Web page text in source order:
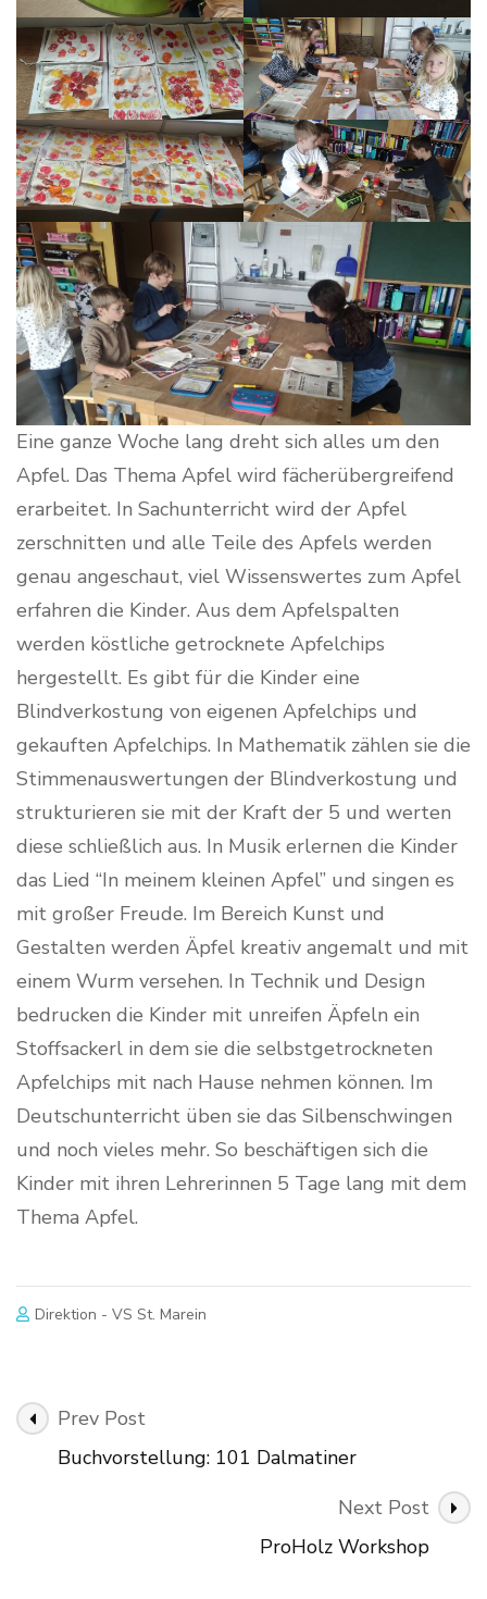
Eine ganze Woche lang dreht sich alles um den
Apfel. Das Thema Apfel wird fächerübergreifend
erarbeitet. In Sachunterricht wird der Apfel
zerschnitten und alle Teile des Apfels werden
genau angeschaut, viel Wissenswertes zum Apfel
erfahren die Kinder. Aus dem Apfelspalten
werden köstliche getrocknete Apfelchips
hergestellt. Es gibt für die Kinder eine
Blindverkostung von eigenen Apfelchips und
gekauften Apfelchips. In Mathematik zählen sie die
Stimmenauswertungen der Blindverkostung und
strukturieren sie mit der Kraft der 5 und werten
diese schließlich aus. In Musik erlernen die Kinder
das Lied “In meinem kleinen Apfel” und singen es
mit großer Freude. Im Bereich Kunst und
Gestalten werden Äpfel kreativ angemalt und mit
einem Wurm versehen. In Technik und Design
bedrucken die Kinder mit unreifen Äpfeln ein
Stoffsackerl in dem sie die selbstgetrockneten
Apfelchips mit nach Hause nehmen können. Im
Deutschunterricht üben sie das Silbenschwingen
und noch vieles mehr. So beschäftigen sich die
Kinder mit ihren Lehrerinnen 5 Tage lang mit dem
Thema Apfel.
Direktion - VS St. Marein
Post
Navigation
Prev Post
Buchvorstellung: 101 Dalmatiner
Next Post
ProHolz Workshop